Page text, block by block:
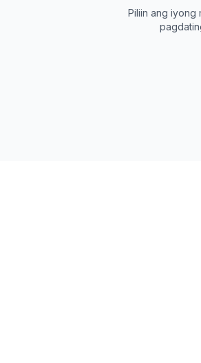
Piliin ang iyong